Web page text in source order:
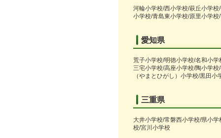
河輪小学校/西小学校/萩丘小学
小学校/青島東小学校/原里小学
愛知県
荒子小学校/明徳小学校/名和小
三宅小学校/高座小学校/陶小学
（やまとひがし）小学校/黒田
三重県
大井小学校/常磐西小学校/県小
校/宮川小学校